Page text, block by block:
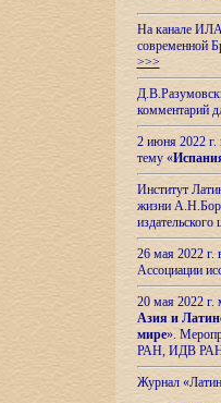
На канале ИЛА
современной
>>>
комментарий
2 июня 2022 г.
тему «
Институт
жизни
26 мая 2022
Ассоциации
20 мая 2022
Азия и
мире».
РАН, ИДВ
Журнал